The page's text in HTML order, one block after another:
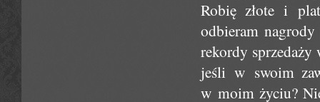
Robię złote i
odbieram
rekordy
jeśli w swoim
w moim życiu?